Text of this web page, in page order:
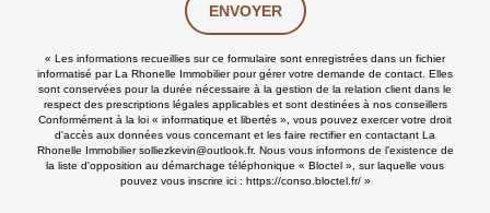
ENVOYER
« Les informations recueillies sur ce formulaire sont enregistrées dans un fichier
informatisé par La Rhonelle Immobilier pour gérer votre demande de contact. Elles
sont conservées pour la durée nécessaire à la gestion de la relation client dans le
respect des prescriptions légales applicables et sont destinées à nos conseillers
Conformément à la loi « informatique et libertés », vous pouvez exercer votre droit
d'accès aux données vous concernant et les faire rectifier en contactant La
Rhonelle Immobilier solliezkevin@outlook.fr. Nous vous informons de l’existence de
la liste d'opposition au démarchage téléphonique « Bloctel », sur laquelle vous
pouvez vous inscrire ici : https://conso.bloctel.fr/»